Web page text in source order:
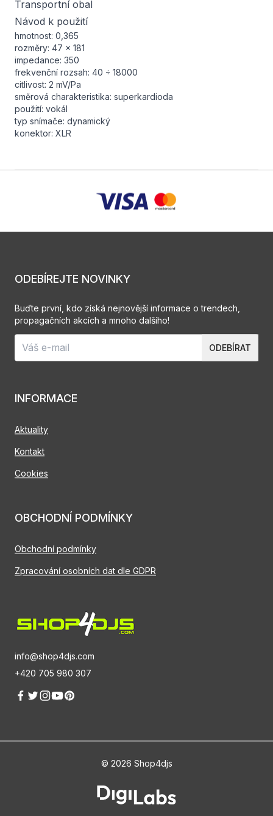
Transportní obal
Návod k použití
hmotnost: 0,365
rozměry: 47 x 181
impedance: 350
frekvenční rozsah: 40 ÷ 18000
citlivost: 2 mV/Pa
směrová charakteristika: superkardioda
použití: vokál
typ snímače: dynamický
konektor: XLR
info@shop4djs.com
+420 705 980 307
INFORMACE
Aktuality
Kontakt
Cookies
OBCHODNÍ PODMÍNKY
Obchodní podmínky
Zpracování osobních dat dle GDPR
ODEBÍREJTE NOVINKY
Buďte první, kdo získá nejnovější informace o trendech,
propagačních akcích a mnoho dalšího!
ODEBÍRAT
© 2026 Shop4djs